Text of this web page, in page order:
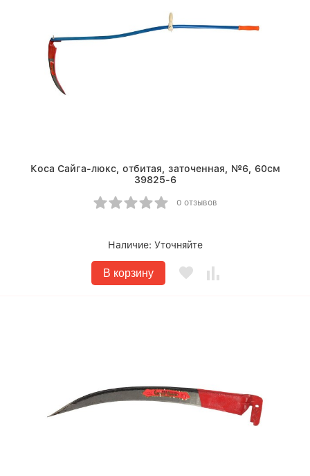
Коса Сайга-люкс, отбитая, заточенная, №6, 60см
39825-6
0 отзывов
Наличие: Уточняйте
В корзину